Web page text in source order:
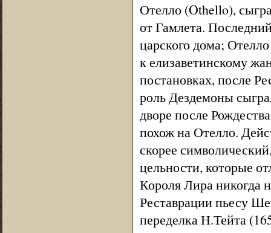
Отелло (Othello),
от Гамлета.
царского дома;
к елизаветинскому
постановках, после
роль Дездемоны
дворе после
похож на Отелло.
скорее
цельности, которые
Короля Лира никогда
Реставрации пьесу
переделка Н.Тейта